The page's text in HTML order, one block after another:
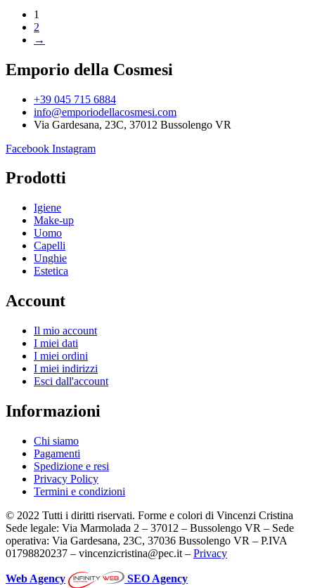
1
2
→
Emporio della Cosmesi
+39 045 715 6884
info@emporiodellacosmesi.com
Via Gardesana, 23C, 37012 Bussolengo VR
Facebook Instagram
Prodotti
Igiene
Make-up
Uomo
Capelli
Unghie
Estetica
Account
Il mio account
I miei dati
I miei ordini
I miei indirizzi
Esci dall'account
Informazioni
Chi siamo
Pagamenti
Spedizione e resi
Privacy Policy
Termini e condizioni
© 2022 Tutti i diritti riservati. Forme e colori di Vincenzi Cristina
Sede legale: Via Marmolada 2 – 37012 – Bussolengo VR – Sede
operativa: Via Gardesana, 23C, 37036 Bussolengo VR – P.IVA
01798820237 – vincenzicristina@pec.it – Privacy
Web Agency
SEO Agency